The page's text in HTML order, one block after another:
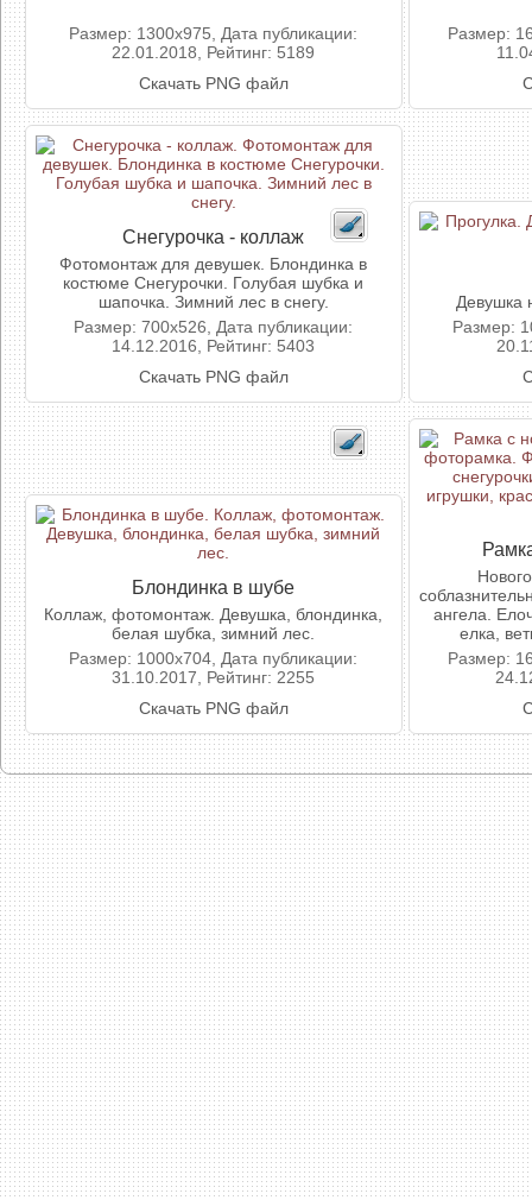
Размер: 1300x975, Дата публикации:
22.01.2018, Рейтинг: 5189
Скачать PNG файл
Размер:
Снегурочка - коллаж
Фотомонтаж для девушек. Блондинка в
костюме Снегурочки. Голубая шубка и
шапочка. Зимний лес в снегу.
Размер: 700x526, Дата публикации:
14.12.2016, Рейтинг: 5403
Скачать PNG файл
Девушка
Размер:
Блондинка в шубе
Коллаж, фотомонтаж. Девушка, блондинка,
белая шубка, зимний лес.
Размер: 1000x704, Дата публикации:
31.10.2017, Рейтинг: 2255
Скачать PNG файл
ангела.
елка,
Размер: